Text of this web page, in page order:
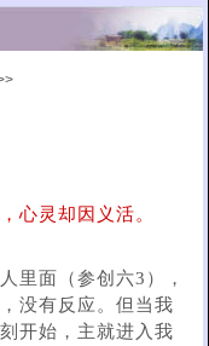
心灵却因义活。
里面（参创六3），
没有反应。但当我
开始，主就进入我